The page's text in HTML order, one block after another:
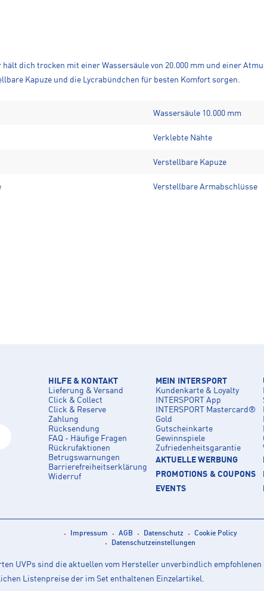
hält dich trocken mit einer Wassersäule von 20.000 mm und einer
Kapuze und die Lycrabündchen für besten Komfort sorgen.
Wassersäule 10.000 mm
Verklebte Nähte
Verstellbare Kapuze
Verstellbare Armabschlüsse
HILFE & KONTAKT
Lieferung & Versand
Click & Collect
Click & Reserve
Zahlung
Rücksendung
FAQ - Häufige Fragen
Rückrufaktionen
Betrugswarnungen
Barrierefreiheitserklärung
Widerruf
MEIN INTERSPORT
Kundenkarte & Loyalty
INTERSPORT App
INTERSPORT Mastercard®
Gold
Gutscheinkarte
Gewinnspiele
Zufriedenheitsgarantie
AKTUELLE WERBUNG
PROMOTIONS & COUPONS
EVENTS
Impressum AGB Datenschutz
Cookie Policy
Datenschutzeinstellungen
UVPs sind die aktuellen vom Hersteller unverbindlich
Listenpreise der im Set enthaltenen Einzelartikel.